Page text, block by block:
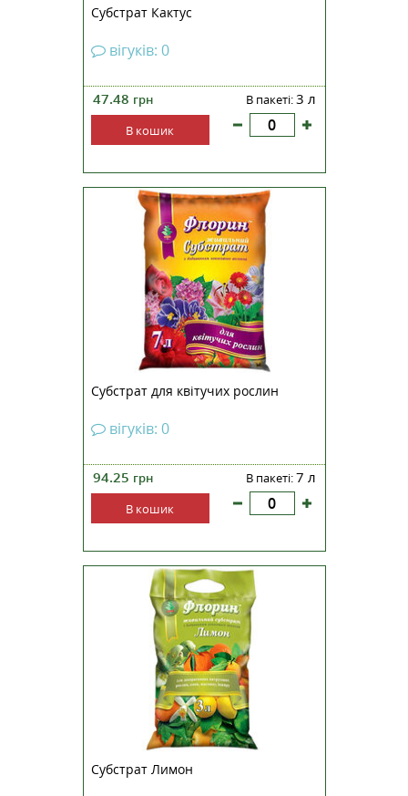
Субстрат Кактус
вігуків: 0
47.48 грн В пакеті:3 л
В кошик
Субстрат для квітучих рослин
вігуків: 0
94.25 грн В пакеті:7 л
В кошик
Субстрат Лимон